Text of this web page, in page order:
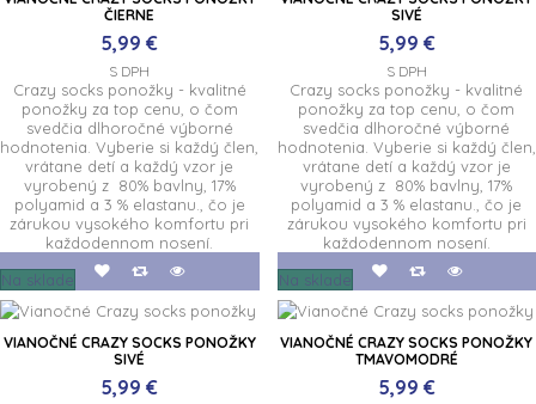
ČIERNE
5,99 €
S DPH
Crazy socks ponožky - kvalitné
ponožky za top cenu, o čom
svedčia dlhoročné výborné
hodnotenia. Vyberie si každý člen,
vrátane detí a každý vzor je
vyrobený z 80% bavlny, 17%
polyamid a 3 % elastanu., čo je
zárukou vysokého komfortu pri
každodennom nosení.
Na sklade
SIVÉ
5,99 €
S DPH
Crazy socks ponožky - kvalitné
ponožky za top cenu, o čom
svedčia dlhoročné výborné
hodnotenia. Vyberie si každý člen,
vrátane detí a každý vzor je
vyrobený z 80% bavlny, 17%
polyamid a 3 % elastanu., čo je
zárukou vysokého komfortu pri
každodennom nosení.
Na sklade
VIANOČNÉ CRAZY SOCKS PONOŽKY
SIVÉ
5,99 €
VIANOČNÉ CRAZY SOCKS PONOŽKY
TMAVOMODRÉ
5,99 €